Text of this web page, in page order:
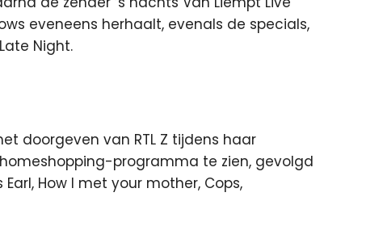
eveneens herhaalt, evenals de specials,
Night.
doorgeven van RTL Z tijdens haar
programma te zien, gevolgd
How I met your mother, Cops,